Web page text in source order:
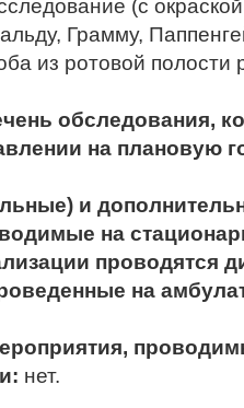
(с
Грамму,
из ротовой
обследования,
на плановую
и
на
проводятся
на
нет.